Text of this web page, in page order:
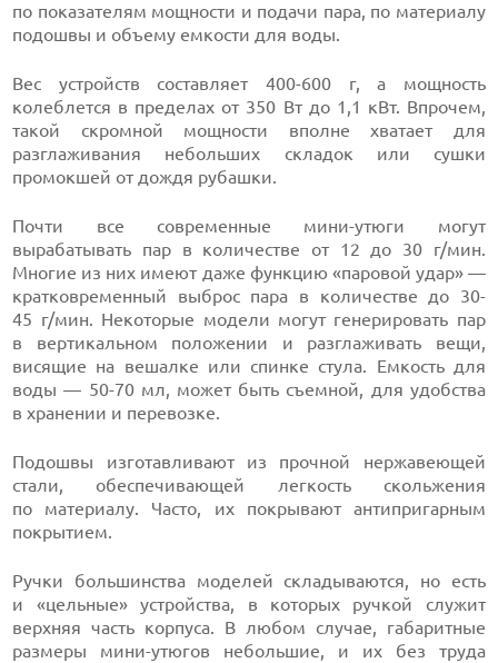
по показателям мощности и подачи пара, по материалу
подошвы и объему емкости для воды.
Вес устройств составляет 400-600 г, а мощность
колеблется в пределах от 350 Вт до 1,1 кВт. Впрочем,
такой скромной мощности вполне хватает для
разглаживания небольших складок или сушки
промокшей от дождя рубашки.
Почти все современные мини-утюги могут
вырабатывать пар в количестве от 12 до 30 г/мин.
Многие из них имеют даже функцию «паровой удар» —
кратковременный выброс пара в количестве до 30-
45 г/мин. Некоторые модели могут генерировать пар
в вертикальном положении и разглаживать вещи,
висящие на вешалке или спинке стула. Емкость для
воды — 50-70 мл, может быть съемной, для удобства
в хранении и перевозке.
Подошвы изготавливают из прочной нержавеющей
стали, обеспечивающей легкость скольжения
по материалу. Часто, их покрывают антипригарным
покрытием.
Ручки большинства моделей складываются, но есть
и «цельные» устройства, в которых ручкой служит
верхняя часть корпуса. В любом случае, габаритные
размеры мини-утюгов небольшие, и их без труда